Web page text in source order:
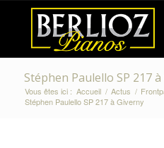
Stéphen Paulello SP 217
Vous êtes ici : Accueil / Actus /
Stéphen Paulello SP 217 à Giverny